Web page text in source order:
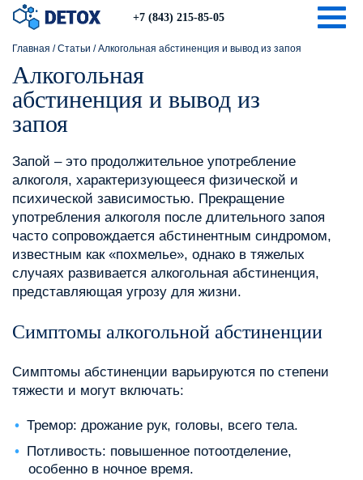
+7 (843) 215-85-05
Главная /Статьи /Алкогольная абстиненция и вывод из запоя
Алкогольная
абстиненция и вывод из
запоя
Запой – это продолжительное употребление
алкоголя, характеризующееся физической и
психической зависимостью. Прекращение
употребления алкоголя после длительного запоя
часто сопровождается абстинентным синдромом,
известным как «похмелье», однако в тяжелых
случаях развивается алкогольная абстиненция,
представляющая угрозу для жизни.
Симптомы алкогольной абстиненции
Симптомы абстиненции варьируются по степени
тяжести и могут включать:
Тремор: дрожание рук, головы, всего тела.
Потливость: повышенное потоотделение,
особенно в ночное время.